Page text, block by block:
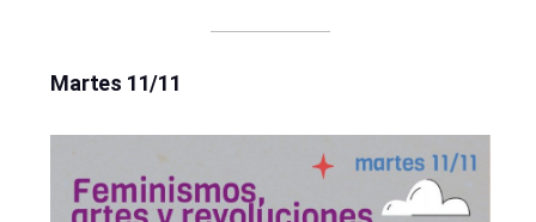
Martes 11/11